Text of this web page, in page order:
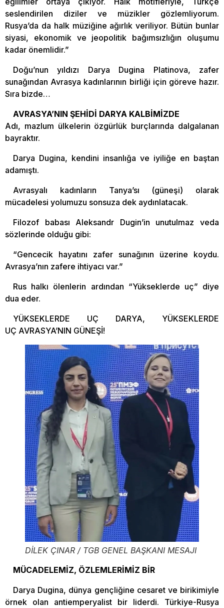
seslendirilen diziler ve müzikler gözlemliyorum.
Rusya’da da halk müziğine ağırlık veriliyor. Bütün bunlar
siyasi, ekonomik ve jeopolitik bağımsızlığın oluşumu
kadar önemlidir.”
Doğu’nun yıldızı Darya Dugina Platinova, zafer
sunağından Avrasya kadınlarının birliği için göreve hazır.
Sıra bizde…
AVRASYA’NIN ŞEHİDİ DARYA KALBİMİZDE
Adı, mazlum ülkelerin özgürlük burçlarında dalgalanan
bayraktır.
Darya Dugina, kendini insanlığa ve iyiliğe en baştan
adamıştı.
Avrasyalı kadınların Tanya’sı (güneşi) olarak
mücadelesi yolumuzu sonsuza dek aydınlatacak.
Filozof babası Aleksandr Dugin’in unutulmaz veda
sözlerinde olduğu gibi:
“Gencecik hayatını zafer sunağının üzerine koydu.
Avrasya’nın zafere ihtiyacı var.”
Rus halkı ölenlerin ardından “Yükseklerde uç” diye
dua eder.
YÜKSEKLERDE UÇ DARYA, YÜKSEKLERDE
UÇ AVRASYA’NIN GÜNEŞİ!
DİLEK ÇINAR / TGB GENEL BAŞKANI MESAJI
MÜCADELEMİZ, ÖZLEMLERİMİZ BİR
Darya Dugina, dünya gençliğine cesaret ve birikimiyle
örnek olan antiemperyalist bir liderdi. Türkiye-Rusya